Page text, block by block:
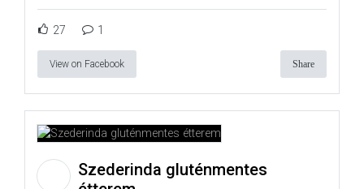
27 1
View on Facebook Share
Szederinda gluténmentes